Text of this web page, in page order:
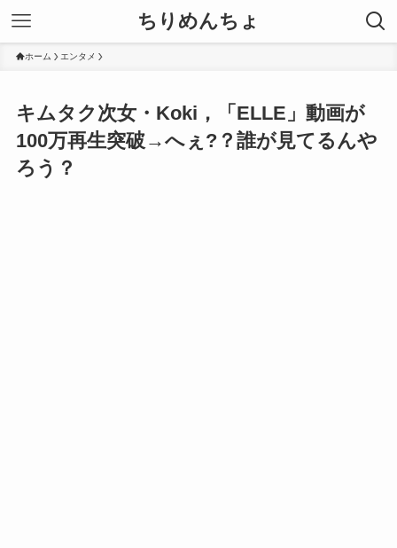
ちりめんちょ
ホーム エンタメ
キムタク次女・Koki，「ELLE」動画が
100万再生突破→へぇ?？誰が見てるんや
ろう？